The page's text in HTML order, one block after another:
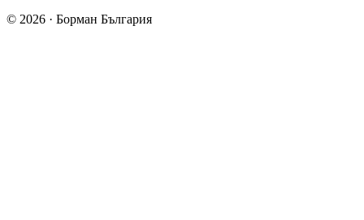
© 2026 · Борман България